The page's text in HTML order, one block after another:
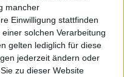
mancher
Einwilligung stattfinden
solchen Verarbeitung
gelten lediglich für diese
jederzeit ändern oder
zu dieser Website